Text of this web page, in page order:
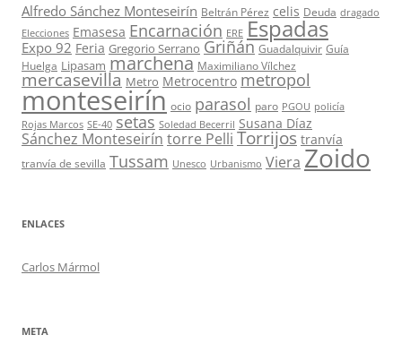
Alfredo Sánchez Monteseirín Beltrán Pérez celis Deuda dragado
Elecciones Emasesa Encarnación ERE Espadas
Expo 92 Feria Gregorio Serrano Griñán Guadalquivir Guía
Huelga Lipasam marchena Maximiliano Vílchez
mercasevilla Metro Metrocentro metropol
monteseirín ocio parasol paro PGOU policía
Rojas Marcos SE-40 setas Soledad Becerril Susana Díaz
Sánchez Monteseirín torre Pelli Torrijos tranvía
tranvía de sevilla Tussam Unesco Urbanismo Viera Zoido
ENLACES
Carlos Mármol
META